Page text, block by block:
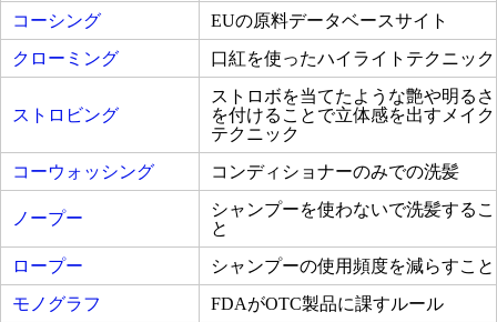
コーシング
EUの原料データベースサイト
クローミング
口紅を使ったハイライトテクニック
ストロビング
ストロボを当てたような艶や明るさ
を付けることで立体感を出すメイク
テクニック
コーウォッシング
コンディショナーのみでの洗髪
ノープー
シャンプーを使わないで洗髪するこ
と
ロープー
シャンプーの使用頻度を減らすこと
モノグラフ
FDAがOTC製品に課すルール